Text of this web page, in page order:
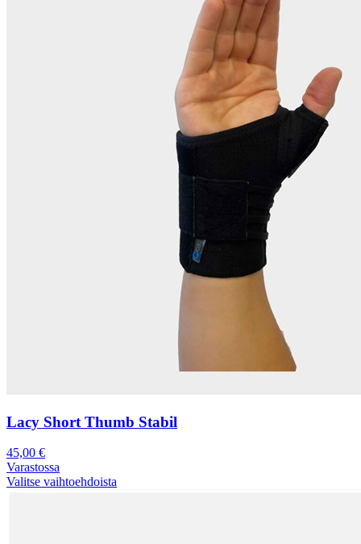
Lacy Short Thumb Stabil
45,00 €
Varastossa
Valitse vaihtoehdoista